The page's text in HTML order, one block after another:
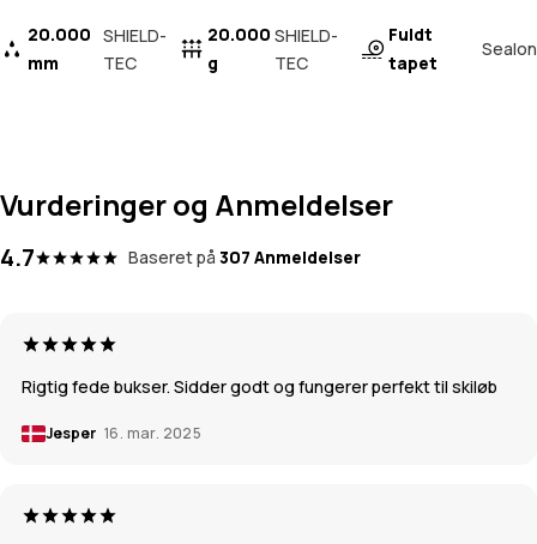
20.000
mm
SHIELD-
TEC
20.000
g
SHIELD-
TEC
Fuldt
tapet
Sealon
Vurderinger og Anmeldelser
4.7 Baseret på 307 Anmeldelser
Rigtig fede bukser. Sidder godt og fungerer perfekt til skiløb
Jesper 16. mar. 2025